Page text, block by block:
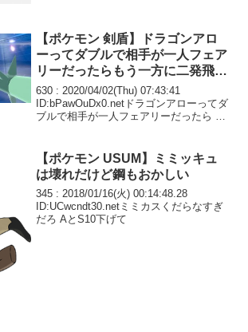
【ポケモン 剣盾】ドラゴンアロ
ーってダブルで相手が一人フェア
リーだったらもう一方に二発飛ん
で来るのかよw
630 : 2020/04/02(Thu) 07:43:41
ID:bPawOuDx0.netドラゴンアローってダ
ブルで相手が一人フェアリーだったら も
【ポケモン USUM】ミミッキュ
は壊れだけど鋼もおかしい
345 : 2018/01/16(火) 00:14:48.28
ID:UCwcndt30.netミミカスくだらなすぎ
だろ AとS10下げて